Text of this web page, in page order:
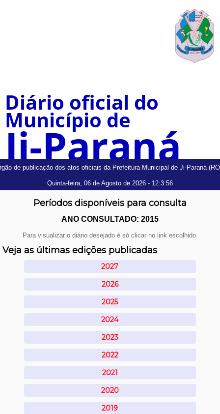
Diário oficial do
Município de
Ji-Paraná
de publicação dos atos oficiais da Prefeitura Municipal de Ji-Paraná
Quinta-feira, 06 de Agosto de 2026 - 12:3:56
Períodos disponíveis para consulta
ANO CONSULTADO: 2015
Para visualizar o diário desejado é só clicar no link escolhido.
Veja as últimas edições publicadas
2027
2026
2025
2024
2023
2022
2021
2020
2019